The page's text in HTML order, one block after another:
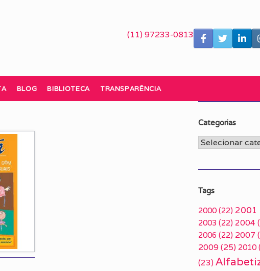
(11) 97233-0813
BLOG BIBLIOTECA TRANSPARÊNCIA
Categorias
Categorias
Tags
2000 (22) 2001
2003 (22) 2004
2006 (22) 2007
2009(25) 2010
(23)